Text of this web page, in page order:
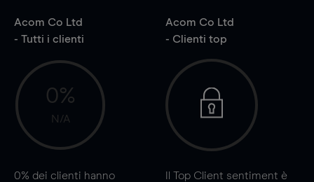
Acom Co Ltd
- Tutti i clienti
0%
N/A
0% dei clienti hanno
Acom Co Ltd
- Clienti top
Il Top Client sentiment è